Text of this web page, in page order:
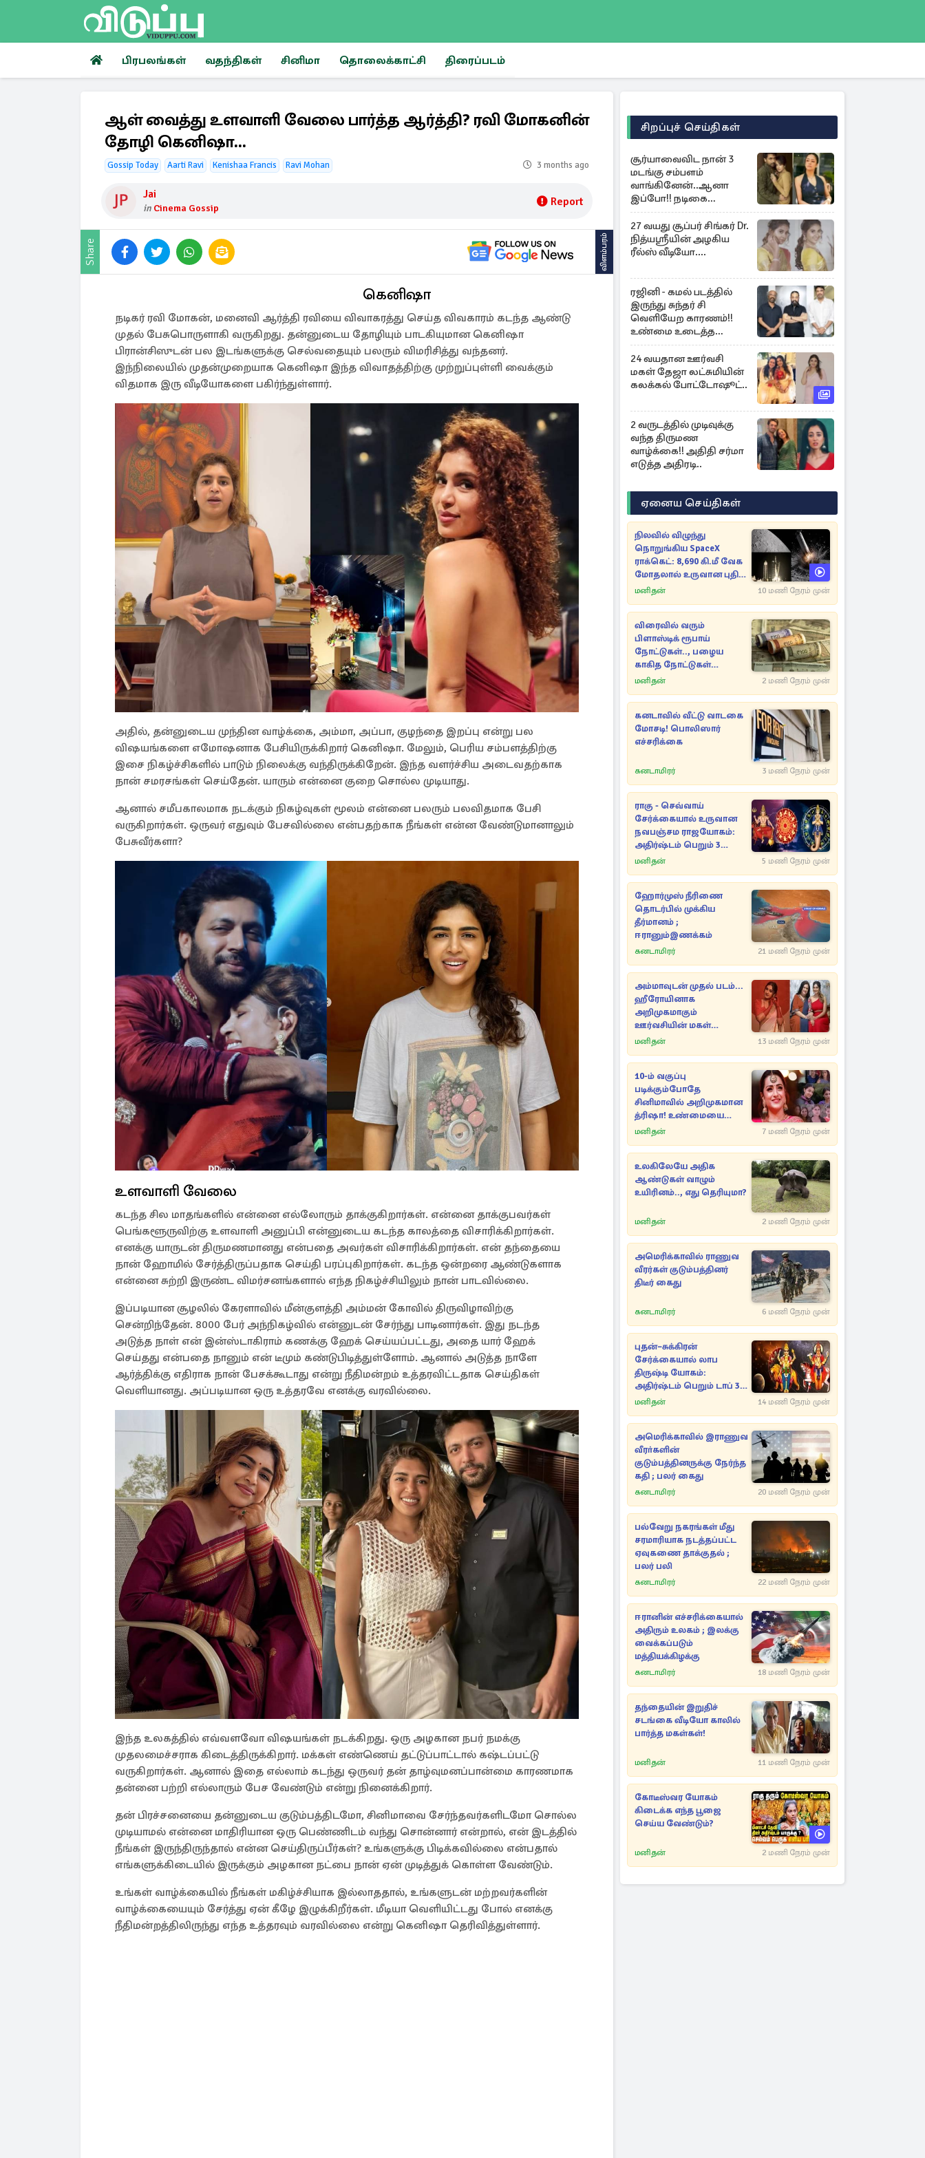
பிரபலங்கள் வதந்திகள் சினிமா தொலைக்காட்சி திரைப்படம்
ஆள் வைத்து உளவாளி வேலை பார்த்த ஆர்த்தி? ரவி மோகனின்
தோழி கெனிஷா...
Gossip Today Aarti Ravi Kenishaa Francis Ravi Mohan 3 months ago
Jai
in Cinema Gossip Report
Share விளம்பரம்
கெனிஷா
நடிகர் ரவி மோகன், மனைவி ஆர்த்தி ரவியை விவாகரத்து செய்த விவகாரம் கடந்த ஆண்டு
முதல் பேசுபொருளாகி வருகிறது. தன்னுடைய தோழியும் பாடகியுமான கெனிஷா
பிரான்சிஸுடன் பல இடங்களுக்கு செல்வதையும் பலரும் விமரிசித்து வந்தனர்.
இந்நிலையில் முதன்முறையாக கெனிஷா இந்த விவாதத்திற்கு முற்றுப்புள்ளி வைக்கும்
விதமாக இரு வீடியோகளை பகிர்ந்துள்ளார்.
அதில், தன்னுடைய முந்தின வாழ்க்கை, அம்மா, அப்பா, குழந்தை இறப்பு என்று பல
விஷயங்களை எமோஷனாக பேசியிருக்கிறார் கெனிஷா. மேலும், பெரிய சம்பளத்திற்கு
இசை நிகழ்ச்சிகளில் பாடும் நிலைக்கு வந்திருக்கிறேன். இந்த வளர்ச்சிய அடைவதற்காக
நான் சமரசங்கள் செய்தேன். யாரும் என்னை குறை சொல்ல முடியாது.
ஆனால் சமீபகாலமாக நடக்கும் நிகழ்வுகள் மூலம் என்னை பலரும் பலவிதமாக பேசி
வருகிறார்கள். ஒருவர் எதுவும் பேசவில்லை என்பதற்காக நீங்கள் என்ன வேண்டுமானாலும்
பேசுவீர்களா?
உளவாளி வேலை
கடந்த சில மாதங்களில் என்னை எல்லோரும் தாக்குகிறார்கள். என்னை தாக்குபவர்கள்
பெங்களூருவிற்கு உளவாளி அனுப்பி என்னுடைய கடந்த காலத்தை விசாரிக்கிறார்கள்.
எனக்கு யாருடன் திருமணமானது என்பதை அவர்கள் விசாரிக்கிறார்கள். என் தந்தையை
நான் ஹோமில் சேர்த்திருப்பதாக செய்தி பரப்புகிறார்கள். கடந்த ஒன்றரை ஆண்டுகளாக
என்னை சுற்றி இருண்ட விமர்சனங்களால் எந்த நிகழ்ச்சியிலும் நான் பாடவில்லை.
இப்படியான சூழலில் கேரளாவில் மீன்குளத்தி அம்மன் கோவில் திருவிழாவிற்கு
சென்றிந்தேன். 8000 பேர் அந்நிகழ்வில் என்னுடன் சேர்ந்து பாடினார்கள். இது நடந்த
அடுத்த நாள் என் இன்ஸ்டாகிராம் கணக்கு ஹேக் செய்யப்பட்டது, அதை யார் ஹேக்
செய்தது என்பதை நானும் என் டீமும் கண்டுபிடித்துள்ளோம். ஆனால் அடுத்த நாளே
ஆர்த்திக்கு எதிராக நான் பேசக்கூடாது என்று நீதிமன்றம் உத்தரவிட்டதாக செய்திகள்
வெளியானது. அப்படியான ஒரு உத்தரவே எனக்கு வரவில்லை.
இந்த உலகத்தில் எவ்வளவோ விஷயங்கள் நடக்கிறது. ஒரு அழகான நபர் நமக்கு
முதலமைச்சராக கிடைத்திருக்கிறார். மக்கள் எண்ணெய் தட்டுப்பாட்டால் கஷ்டப்பட்டு
வருகிறார்கள். ஆனால் இதை எல்லாம் கடந்து ஒருவர் தன் தாழ்வுமனப்பான்மை காரணமாக
தன்னை பற்றி எல்லாரும் பேச வேண்டும் என்று நினைக்கிறார்.
தன் பிரச்சனையை தன்னுடைய குடும்பத்திடமோ, சினிமாவை சேர்ந்தவர்களிடமோ சொல்ல
முடியாமல் என்னை மாதிரியான ஒரு பெண்ணிடம் வந்து சொன்னார் என்றால், என் இடத்தில்
நீங்கள் இருந்திருந்தால் என்ன செய்திருப்பீர்கள்? உங்களுக்கு பிடிக்கவில்லை என்பதால்
எங்களுக்கிடையில் இருக்கும் அழகான நட்பை நான் ஏன் முடித்துக் கொள்ள வேண்டும்.
உங்கள் வாழ்க்கையில் நீங்கள் மகிழ்ச்சியாக இல்லாததால், உங்களுடன் மற்றவர்களின்
வாழ்க்கையையும் சேர்த்து ஏன் கீழே இழுக்கிறீர்கள். மீடியா வெளியிட்டது போல் எனக்கு
நீதிமன்றத்திலிருந்து எந்த உத்தரவும் வரவில்லை என்று கெனிஷா தெரிவித்துள்ளார்.
சிறப்புச் செய்திகள்
சூர்யாவைவிட நான் 3
மடங்கு சம்பளம்
வாங்கினேன்..ஆனா
இப்போ!! நடிகை
ஜோதிகா ஓபன் டாக்...
27 வயது சூப்பர் சிங்கர் Dr.
நித்யஸ்ரீயின் அழகிய
ரீல்ஸ் வீடியோ....
ரஜினி - கமல் படத்தில்
இருந்து சுந்தர் சி
வெளியேற காரணம்!!
உண்மை உடைத்த
நடிகை குஷ்பூ..
24 வயதான ஊர்வசி
மகள் தேஜா லட்சுமியின்
கலக்கல் போட்டோஷூட்..
2 வருடத்தில் முடிவுக்கு
வந்த திருமண
வாழ்க்கை!! அதிதி சர்மா
எடுத்த அதிரடி..
ஏனைய செய்திகள்
நிலவில் விழுந்து
நொறுங்கிய SpaceX
ராக்கெட்: 8,690 கி.மீ வேக
மோதலால் உருவான புதிய
பள்ளம்!
மனிதன் 10 மணி நேரம் முன்
விரைவில் வரும்
பிளாஸ்டிக் ரூபாய்
நோட்டுகள்.., பழைய
காகித நோட்டுகள்
செல்லுமா?
மனிதன் 2 மணி நேரம் முன்
கனடாவில் வீட்டு வாடகை
மோசடி! பொலிஸார்
எச்சரிக்கை
கனடாமிரர் 3 மணி நேரம் முன்
ராகு - செவ்வாய்
சேர்க்கையால் உருவான
நவபஞ்சம ராஜயோகம்:
அதிர்ஷ்டம் பெறும் 3
ராசிகள்!
மனிதன் 5 மணி நேரம் முன்
ஹோர்முஸ் நீரிணை
தொடர்பில் முக்கிய
தீர்மானம் ;
ஈரானும்இணக்கம்
கனடாமிரர் 21 மணி நேரம் முன்
அம்மாவுடன் முதல் படம்...
ஹீரோயினாக
அறிமுகமாகும்
ஊர்வசியின் மகள்
தேஜலட்சுமி!
மனிதன் 13 மணி நேரம் முன்
10-ம் வகுப்பு
படிக்கும்போதே
சினிமாவில் அறிமுகமான
த்ரிஷா! உண்மையை
பகிர்ந்த இயக்குநர் பிரவீன்
மனிதன் 7 மணி நேரம் முன்
உலகிலேயே அதிக
ஆண்டுகள் வாழும்
உயிரினம்.., எது தெரியுமா?
மனிதன் 2 மணி நேரம் முன்
அமெரிக்காவில் ராணுவ
வீரர்கள் குடும்பத்தினர்
திடீர் கைது
கனடாமிரர் 6 மணி நேரம் முன்
புதன்–சுக்கிரன்
சேர்க்கையால் லாப
திருஷ்டி யோகம்:
அதிர்ஷ்டம் பெறும் டாப் 3
ராசிகள்!
மனிதன் 14 மணி நேரம் முன்
அமெரிக்காவில் இராணுவ
வீரா்களின்
குடும்பத்தினருக்கு நேர்ந்த
கதி ; பலர் கைது
கனடாமிரர் 20 மணி நேரம் முன்
பல்வேறு நகரங்கள் மீது
சரமாரியாக நடத்தப்பட்ட
ஏவுகணை தாக்குதல் ;
பலர் பலி
கனடாமிரர் 22 மணி நேரம் முன்
ஈரானின் எச்சரிக்கையால்
அதிரும் உலகம் ; இலக்கு
வைக்கப்படும்
மத்தியக்கிழக்கு
கனடாமிரர் 18 மணி நேரம் முன்
தந்தையின் இறுதிச்
சடங்கை வீடியோ காலில்
பார்த்த மகள்கள்!
மனிதன் 11 மணி நேரம் முன்
கோடீஸ்வர யோகம்
கிடைக்க எந்த பூஜை
செய்ய வேண்டும்?
மனிதன் 2 மணி நேரம் முன்